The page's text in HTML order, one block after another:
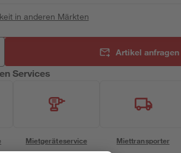
in anderen Märkten
Artikel anfragen
Services
Mietgeräteservice Miettransporter